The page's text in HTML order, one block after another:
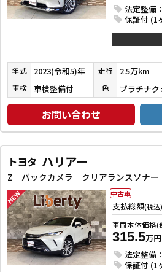
法定整備
保証付 (1
年式 2023(令和5)年 走行 2.5万km
車検 車検整備付 色
お問い合わせ
トヨタ ハリアー
支払総額(税込)
車両本体価格(
315.5万円
法定整備
保証付 (1
中古車